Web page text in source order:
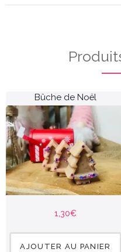
Bûche de Noël
1,30€
AJOUTER AU PANIER